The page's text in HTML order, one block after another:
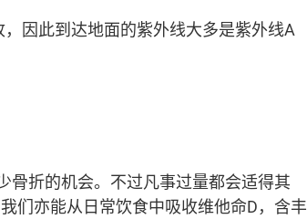
因此到达地面的紫外线大多是紫外线A
骨折的机会。不过凡事过量都会适得其
们亦能从日常饮食中吸收维他命D，含丰